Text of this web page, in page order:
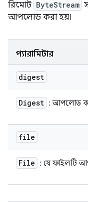
রিমোট ByteStream
আপলোড করা হয়।
প্যারামিটার
digest
Digest : আপলোড
file
File : যে ফাইলটি